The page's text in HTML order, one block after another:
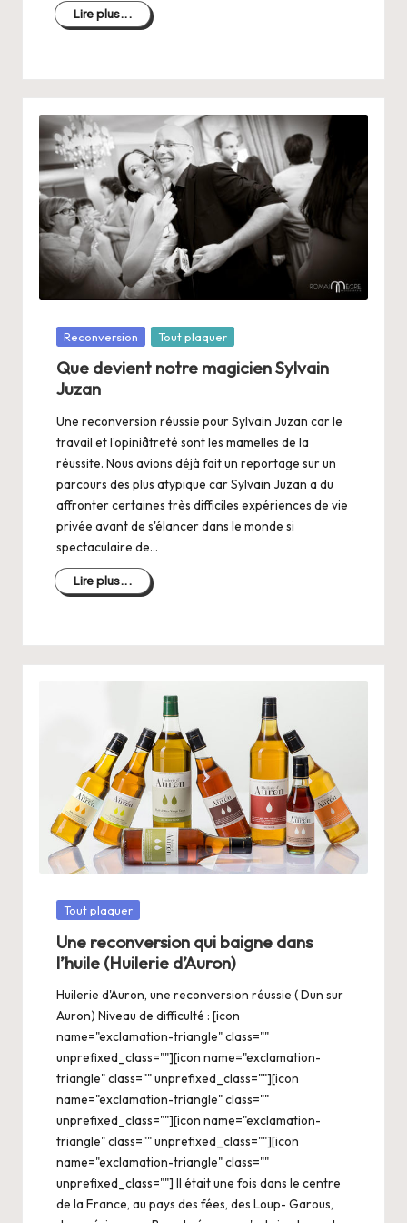
Lire plus...
Posté
Reconversion Tout plaquer
Que devient notre magicien Sylvain
Juzan
Une reconversion réussie pour Sylvain Juzan car le
travail et l’opiniâtreté sont les mamelles de la
réussite. Nous avions déjà fait un reportage sur un
parcours des plus atypique car Sylvain Juzan a du
affronter certaines très difficiles expériences de vie
privée avant de s'élancer dans le monde si
spectaculaire de…
Lire plus...
Posté
Tout plaquer
Une reconversion qui baigne dans
l’huile (Huilerie d’Auron)
Huilerie d'Auron, une reconversion réussie ( Dun sur
Auron) Niveau de difficulté : [icon
name="exclamation-triangle" class=""
unprefixed_class=""][icon name="exclamation-
triangle" class="" unprefixed_class=""][icon
name="exclamation-triangle" class=""
unprefixed_class=""][icon name="exclamation-
triangle" class="" unprefixed_class=""][icon
name="exclamation-triangle" class=""
unprefixed_class=""] Il était une fois dans le centre
de la France, au pays des fées, des Loup- Garous,